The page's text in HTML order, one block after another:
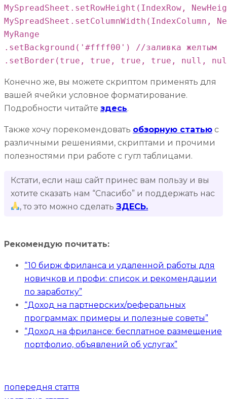
MySpreadSheet.setRowHeight(IndexRow,
MySpreadSheet.setColumnWidth(IndexColumn,
MyRange
.setBackground('#ffff00') //заливка желтым
.setBorder(true, true, true, true, null, null,
Конечно же, вы можете скриптом применять для
вашей ячейки условное форматирование.
Подробности читайте здесь.
Также хочу порекомендовать обзорную статью с
различными решениями, скриптами и прочими
полезностями при работе с гугл таблицами.
Кстати, если наш сайт принес вам пользу и вы
хотите сказать нам “Спасибо” и поддержать нас
, то это можно сделатьЗДЕСЬ.
Рекомендую почитать:
“10 бирж фриланса и удаленной работы для
новичков и профи: список и рекомендации
по заработку”
“Доход на партнерских/реферальных
программах: примеры и полезные советы”
“Доход на фрилансе: бесплатное размещение
портфолио, объявлений об услугах”
Навігація
попередня стаття